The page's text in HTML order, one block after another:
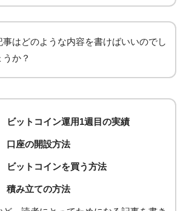
事はどのような内容を書けばいいのでし
うか？
ビットコイン運用1週目の実績
口座の開設方法
ビットコインを買う方法
積み立ての方法